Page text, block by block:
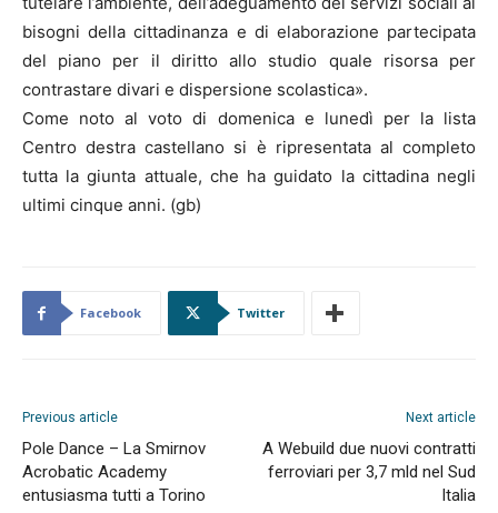
bisogni della cittadinanza e di elaborazione partecipata
del piano per il diritto allo studio quale risorsa per
contrastare divari e dispersione scolastica».
Come noto al voto di domenica e lunedì per la lista
Centro destra castellano si è ripresentata al completo
tutta la giunta attuale, che ha guidato la cittadina negli
ultimi cinque anni. (gb)
Facebook Twitter
Previous article
Pole Dance – La Smirnov
Acrobatic Academy
entusiasma tutti a Torino
Next article
A Webuild due nuovi contratti
ferroviari per 3,7 mld nel Sud
Italia